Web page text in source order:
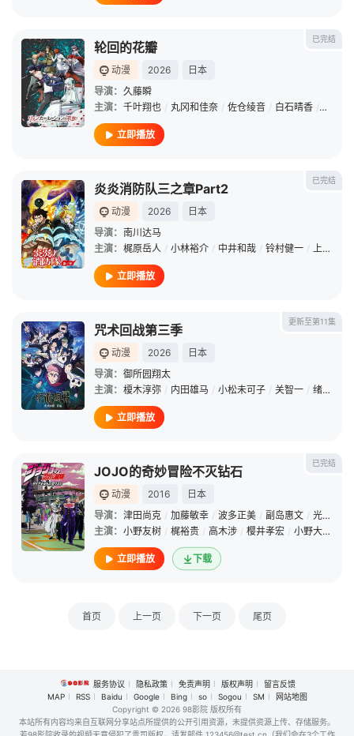
已完结
轮回的花瓣
动漫 2026
日本
导演： 久藤瞬
主演： 千叶翔也 / 丸冈和佳奈 / 佐仓绫音 / 白石晴香 / 石川界
立即播放
已完结
炎炎消防队三之章Part2
动漫 2026
日本
导演： 南川达马
主演： 梶原岳人 / 小林裕介 / 中井和哉 / 铃村健一 / 上条沙惠子
立即播放
更新至第11集
咒术回战第三季
动漫 2026
日本
导演： 御所园翔太
主演： 榎木淳弥 / 内田雄马 / 小松未可子 / 关智一 / 绪方惠美
立即播放
已完结
JOJO的奇妙冒险不灭钻石
动漫 2016
日本
导演： 津田尚克 / 加藤敏幸 / 波多正美 / 副岛惠文 / 光田史亮
主演： 小野友树 / 梶裕贵 / 高木涉 / 樱井孝宏 / 小野大辅
立即播放 下载
首页 上一页 下一页 尾页
服务协议 隐私政策 免责声明 版权声明
留言反馈
MAP
RSS Baidu Google Bing so Sogou SM
网站地图
Copyright © 2026 98影院 版权所有
本站所有内容均来自互联网分享站点所提供的公开引用资源，未提供资源上传、存储服务。